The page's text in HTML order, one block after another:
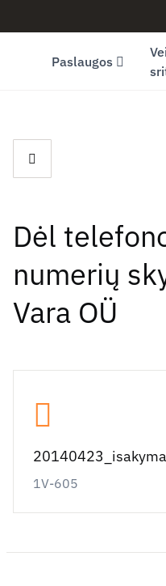
Paslaugos
Dėl
numerių
Vara OÜ
1V-605